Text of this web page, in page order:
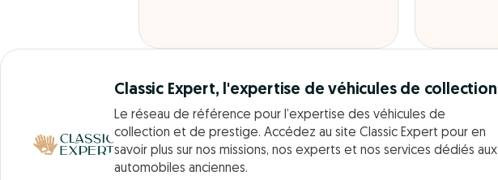
Classic Expert, l'expertise de véhicules de collection
Le réseau de référence pour l’expertise des véhicules de
collection et de prestige. Accédez au site Classic Expert pour en
savoir plus sur nos missions, nos experts et nos services dédiés aux
automobiles anciennes.